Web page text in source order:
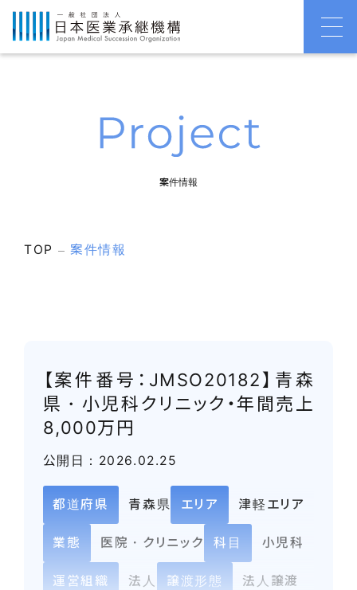
案件情報
TOP 案件情報
【案件番号：JMSO20182】青森
県・小児科クリニック・年間売上
8,000万円
公開日：2026.02.25
都道府県 青森県 エリア 津軽エリア
業態 医院・クリニック 科目 小児科
運営組織 法人 譲渡形態 法人譲渡